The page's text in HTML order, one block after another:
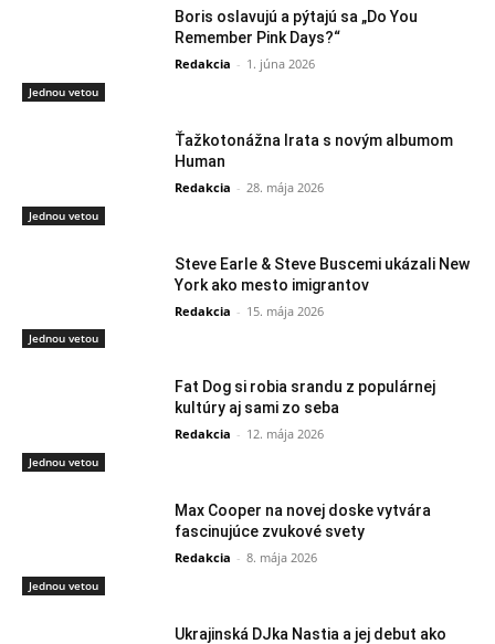
Jednou vetou
Boris oslavujú a pýtajú sa „Do You
Remember Pink Days?“
Redakcia - 1. júna 2026
Jednou vetou
Ťažkotonážna Irata s novým albumom
Human
Redakcia - 28. mája 2026
Jednou vetou
Steve Earle & Steve Buscemi ukázali New
York ako mesto imigrantov
Redakcia - 15. mája 2026
Jednou vetou
Fat Dog si robia srandu z populárnej
kultúry aj sami zo seba
Redakcia - 12. mája 2026
Jednou vetou
Max Cooper na novej doske vytvára
fascinujúce zvukové svety
Redakcia - 8. mája 2026
Ukrajinská DJka Nastia a jej debut ako